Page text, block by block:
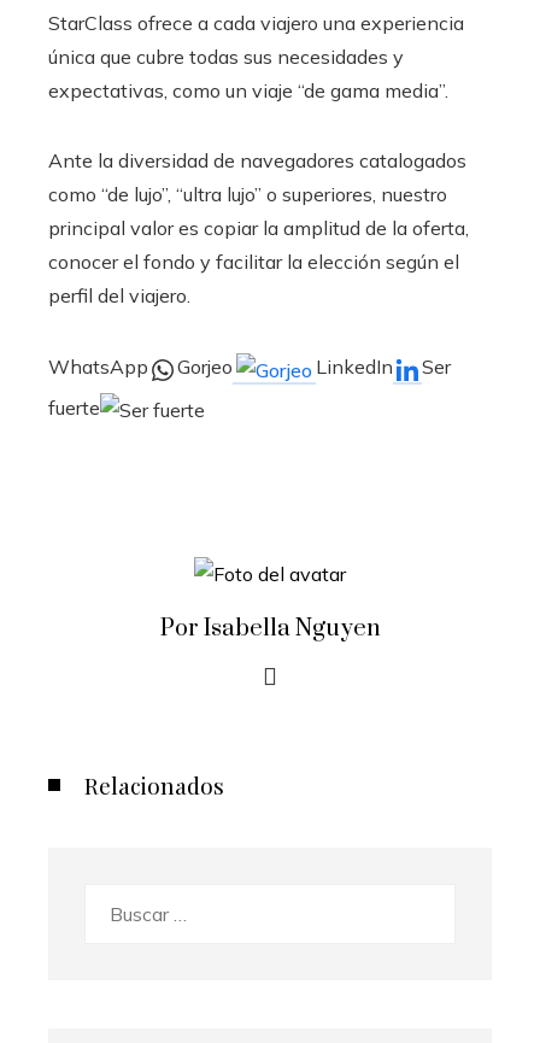
StarClass ofrece a cada viajero una experiencia
única que cubre todas sus necesidades y
expectativas, como un viaje “de gama media”.
Ante la diversidad de navegadores catalogados
como “de lujo”, “ultra lujo” o superiores, nuestro
principal valor es copiar la amplitud de la oferta,
conocer el fondo y facilitar la elección según el
perfil del viajero.
WhatsApp Gorjeo LinkedIn
Ser
fuerte
Por Isabella Nguyen
Relacionados